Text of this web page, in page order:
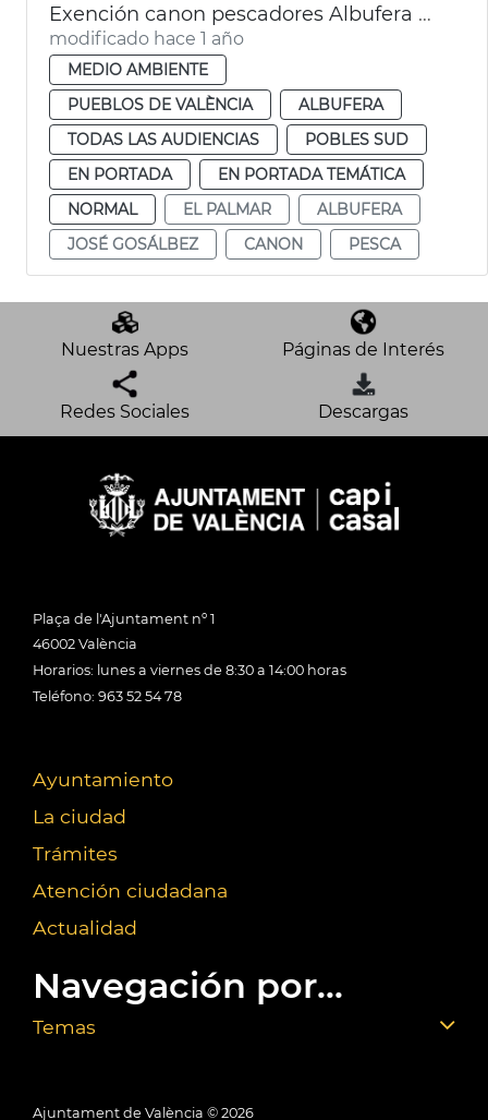
Exención canon pescadores Albufera València
modificado hace 1 año
MEDIO AMBIENTE
PUEBLOS DE VALÈNCIA
ALBUFERA
TODAS LAS AUDIENCIAS
POBLES SUD
EN PORTADA
EN PORTADA TEMÁTICA
NORMAL
EL PALMAR
ALBUFERA
JOSÉ GOSÁLBEZ
CANON PESCA
Nuestras Apps Páginas de Interés
Redes Sociales Descargas
Plaça de l'Ajuntament nº 1
46002 València
Horarios: lunes a viernes de 8:30 a 14:00 horas
Teléfono: 963 52 54 78
Ayuntamiento
La ciudad
Trámites
Atención ciudadana
Actualidad
Navegación por...
Temas
Ajuntament de València © 2026